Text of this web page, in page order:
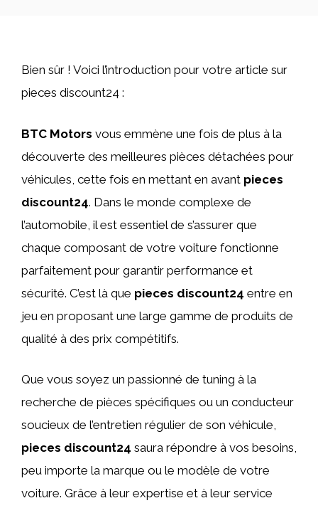
Bien sûr ! Voici l’introduction pour votre article sur
pieces discount24 :
BTC Motors vous emmène une fois de plus à la
découverte des meilleures pièces détachées pour
véhicules, cette fois en mettant en avant pieces
discount24. Dans le monde complexe de
l’automobile, il est essentiel de s’assurer que
chaque composant de votre voiture fonctionne
parfaitement pour garantir performance et
sécurité. C’est là que pieces discount24 entre en
jeu en proposant une large gamme de produits de
qualité à des prix compétitifs.
Que vous soyez un passionné de tuning à la
recherche de pièces spécifiques ou un conducteur
soucieux de l’entretien régulier de son véhicule,
pieces discount24 saura répondre à vos besoins,
peu importe la marque ou le modèle de votre
voiture. Grâce à leur expertise et à leur service